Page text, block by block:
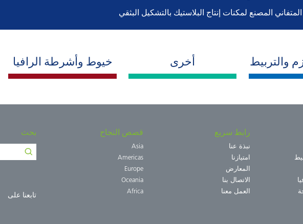
والتربيط أخرى خيوط وأشرطة الرافيا
رابط سريع
نبذة عنا
امتيازنا
المعارض
الاتصال بنا
العمل معنا
قصص النجاح
Asia
Americas
Europe
Oceania
Africa
بحث
تابعنا على